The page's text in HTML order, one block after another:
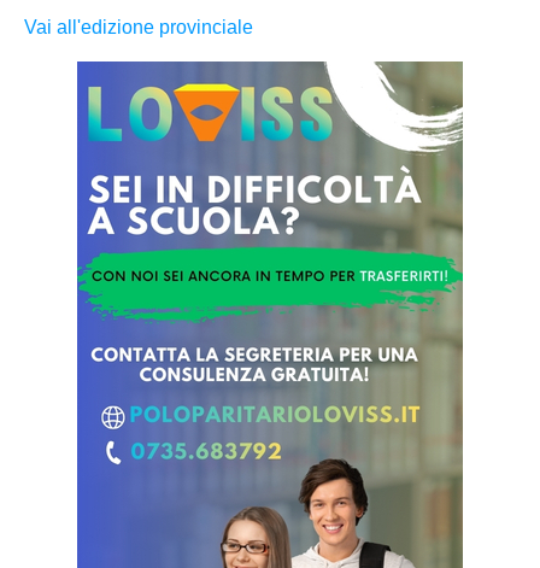
Vai all'edizione provinciale